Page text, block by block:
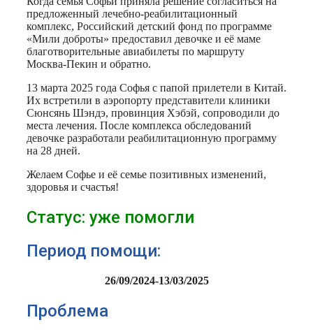
предложенный лечебно-реабилитационный
комплекс, Российский детский фонд по программе
«Мили доброты» предоставил девочке и её маме
благотворительные авиабилеты по маршруту
Москва-Пекин и обратно.
13 марта 2025 года Софья с папой прилетели в Китай.
Их встретили в аэропорту представители клиники
Сюнсянь Шэндэ, провинция Хэбэй, сопроводили до
места лечения. После комплекса обследований
девочке разработали реабилитационную программу
на 28 дней.
Желаем Софье и её семье позитивных изменений,
здоровья и счастья!
Статус: уже помогли
Период помощи:
26/09/2024-13/03/2025
Проблема